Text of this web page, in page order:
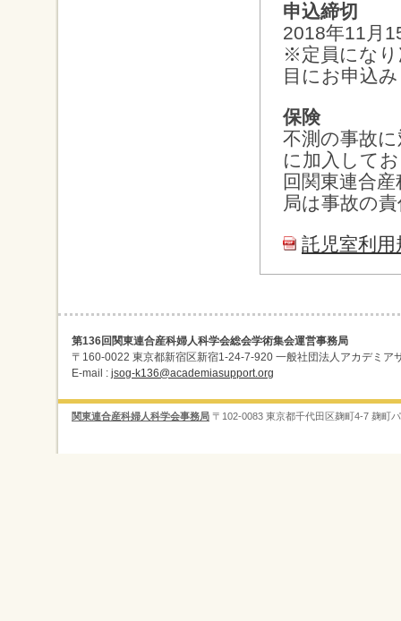
申込締切
2018年11月
※定員になり
目にお申込
保険
不測の事故
に加入して
回関東連合
局は事故の
託児室利用
第136回関東連合産科婦人科学会総会学術集会運営事務局
〒160-0022 東京都新宿区新宿1-24-7-920 一般社団法人アカデミ
E-mail : jsog-k136@academiasupport.org
関東連合産科婦人科学会事務局 〒102-0083 東京都千代田区麹町4-7 麹